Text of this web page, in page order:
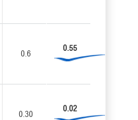
0.6
0.55
0.30
0.02